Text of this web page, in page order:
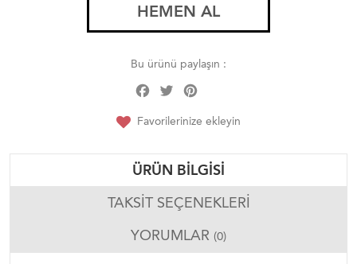
HEMEN AL
Bu ürünü paylaşın :
Facebook
Twitter
Favorilerinize ekleyin
ÜRÜN BILGISI
TAKSIT SEÇENEKLERI
YORUMLAR (0)